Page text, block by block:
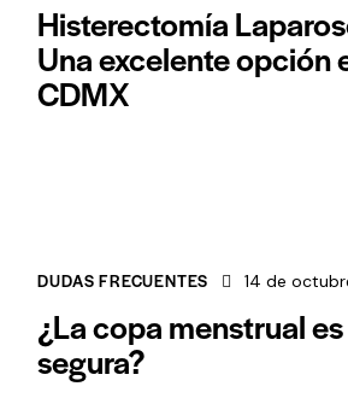
Histerectomía
Una excelente opción
CDMX
DUDAS FRECUENTES 14 de
¿La copa menstrual es
segura?